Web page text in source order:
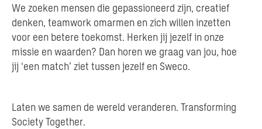
We zoeken mensen die gepassioneerd zijn, creatief
denken, teamwork omarmen en zich willen inzetten
voor een betere toekomst. Herken jij jezelf in onze
missie en waarden? Dan horen we graag van jou, hoe
jij ‘een match’ ziet tussen jezelf en Sweco.
Laten we samen de wereld veranderen. Transforming
Society Together.